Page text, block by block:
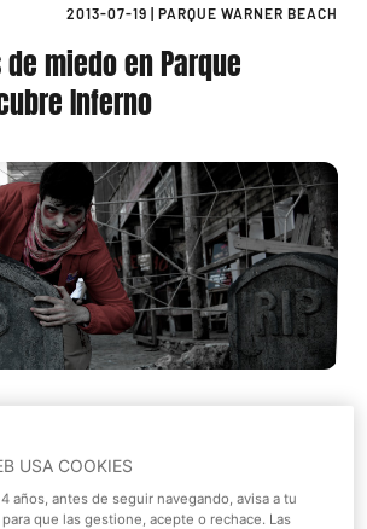
2013-07-19 PARQUE WARNER BEACH
miedo en Parque
Inferno
Parque Warner! Donde podrás
presentamos la opción estrella.
USA COOKIES
años, antes de seguir navegando, avisa a tu
que las gestione, acepte o rechace. Las